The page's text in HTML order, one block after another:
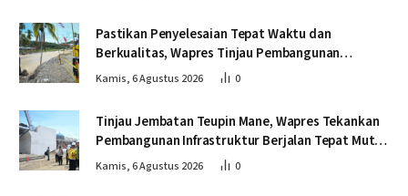
Pastikan Penyelesaian Tepat Waktu dan
Berkualitas, Wapres Tinjau Pembangunan
Jembatan Lumut
Kamis, 6 Agustus 2026 0
Tinjau Jembatan Teupin Mane, Wapres Tekankan
Pembangunan Infrastruktur Berjalan Tepat Mutu
dan Tepat Waktu
Kamis, 6 Agustus 2026 0